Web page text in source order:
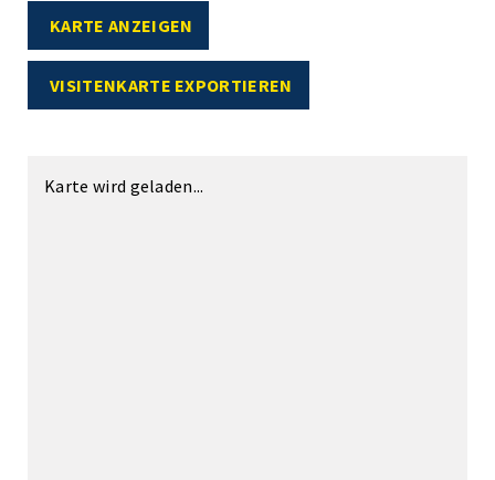
KARTE ANZEIGEN
VISITENKARTE EXPORTIEREN
Karte wird geladen...